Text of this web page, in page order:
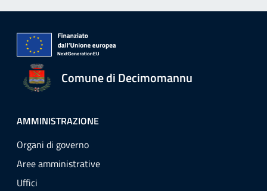
Comune di Decimomannu
AMMINISTRAZIONE
Organi di governo
Aree amministrative
Uffici